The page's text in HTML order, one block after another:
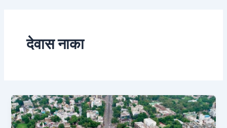
देवास नाका